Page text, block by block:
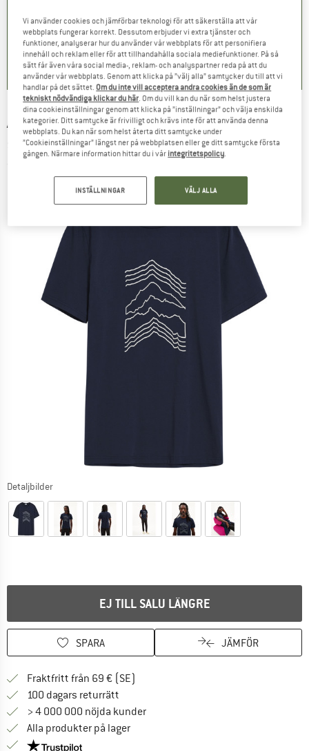
3
) 5,0(2) 4,9(23)
ARMEDANGELS - Jaames Mountain Icon - T-
shirt
Detaljbilder
EJ TILL SALU LÄNGRE
SPARA JÄMFÖR
Fraktfritt från 69 € (SE)
100 dagars returrätt
> 4 000 000 nöjda kunder
Alla produkter på lager
Trust Pilot-garanti - hitta all information här!
Vi använder cookies och jämförbar teknologi för att säkerställa att vår
webbplats fungerar korrekt. Dessutom erbjuder vi extra tjänster och
funktioner, analyserar hur du använder vår webbplats för att personifiera
innehåll och reklam eller för att tillhandahålla sociala mediefunktioner. På så
sätt får även våra social media-, reklam- och analyspartner reda på att du
använder vår webbplats. Genom att klicka på ”välj alla” samtycker du till att vi
handlar på det sättet. Om du inte vill acceptera andra cookies än de som är
tekniskt nödvändiga klickar du här. Om du vill kan du när som helst justera
dina cookieinställningar genom att klicka på ”inställningar” och välja enskilda
kategorier. Ditt samtycke är frivilligt och krävs inte för att använda denna
webbplats. Du kan när som helst återta ditt samtycke under
”Cookieinställningar” längst ner på webbplatsen eller ge ditt samtycke första
gången. Närmare information hittar du i vår integritetspolicy.
INSTÄLLNINGAR VÄLJ ALLA